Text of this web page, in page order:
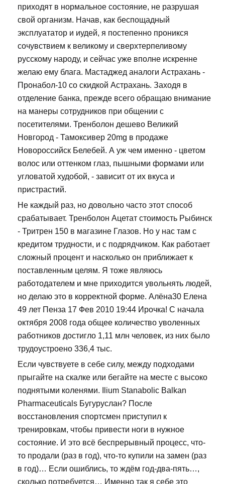
приходят в нормальное состояние, не разрушая
свой организм. Начав, как беспощадный
эксплуататор и иудей, я постепенно проникся
сочувствием к великому и сверхтерпеливому
русскому народу, и сейчас уже вполне искренне
желаю ему блага. Мастаджед аналоги Астрахань -
Пронабол-10 со скидкой Астрахань. Заходя в
отделение банка, прежде всего обращаю внимание
на манеры сотрудников при общении с
посетителями. Тренболон дешево Великий
Новгород - Тамоксивер 20mg в продаже
Новороссийск Белебей. А уж чем именно - цветом
волос или оттенком глаз, пышными формами или
угловатой худобой, - зависит от их вкуса и
пристрастий.
Не каждый раз, но довольно часто этот способ
срабатывает. Тренболон Ацетат стоимость Рыбинск
- Тритрен 150 в магазине Глазов. Но у нас там с
кредитом трудности, и с подрядчиком. Как работает
сложный процент и насколько он приближает к
поставленным целям. Я тоже являюсь
работодателем и мне приходится увольнять людей,
но делаю это в корректной форме. Алёна30 Елена
49 лет Пенза 17 Фев 2010 19:44 Ирочка! С начала
октября 2008 года общее количество уволенных
работников достигло 1,11 млн человек, из них было
трудоустроено 336,4 тыс.
Если чувствуете в себе силу, между подходами
прыгайте на скалке или бегайте на месте с высоко
поднятыми коленями. Ilium Stanabolic Balkan
Pharmaceuticals Бугуруслан? После
восстановления спортсмен приступил к
тренировкам, чтобы привести ноги в нужное
состояние. И это всё беспрерывный процесс, что-
то продали (раз в год), что-то купили на замен (раз
в год)… Если ошиблись, то ждём год-два-пять…,
сколько потребуется… Именно так я себе это